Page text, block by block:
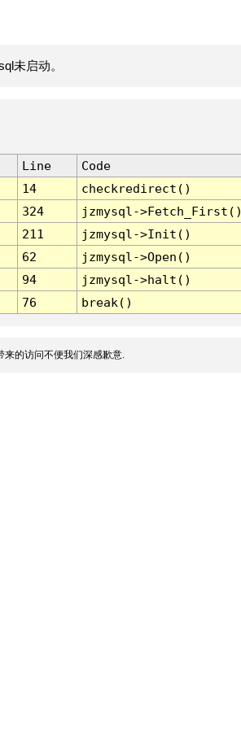
未启动。
Line
Code
14
checkredirect()
324
jzmysql-
211
jzmysql->Init()
62
jzmysql->Open()
94
jzmysql->halt()
76 break()
的访问不便我们深感歉意.